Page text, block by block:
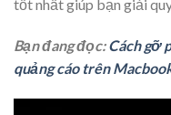
tốt nhất giúp bạn giải
Bạn đang đọc:Cách gỡ
quảng cáo trên